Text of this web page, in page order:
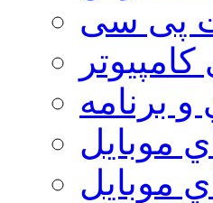
پی سی
و برنامه
موبايل
موبايل